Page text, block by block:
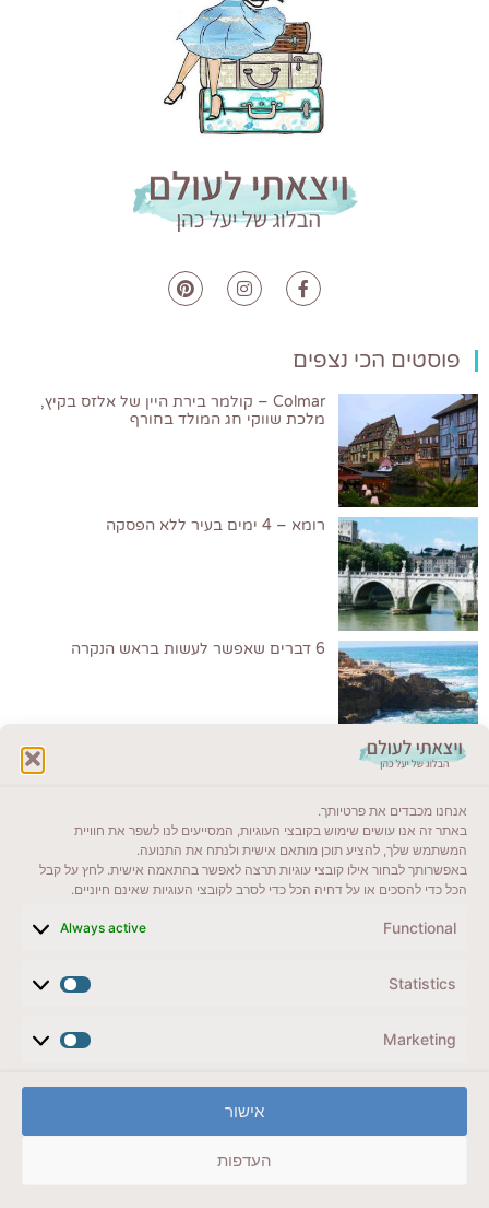
אנחנו מכבדים את פרטיותך.
באתר זה אנו עושים שימוש בקובצי העוגיות, המסייעים לנו לשפר את חוויית
המשתמש שלך, להציע תוכן מותאם אישית ולנתח את התנועה.
באפשרותך לבחור אילו קובצי עוגיות תרצה לאפשר בהתאמה אישית. לחץ על קבל
הכל כדי להסכים או על דחיה הכל כדי לסרב לקובצי העוגיות שאינם חיוניים.
Functional
Always active
Statistics
Marketing
אישור
העדפות
פוסטים הכי נצפים
Colmar – קולמר בירת היין של אלזס בקיץ,
מלכת שווקי חג המולד בחורף
רומא – 4 ימים בעיר ללא הפסקה
6 דברים שאפשר לעשות בראש הנקרה
ייעדים מומלצים
מדריכים ועזרים
לשליחת הודעת וואטסאפ
veyatsati.laolam@gmail.com
מדיניות פרטיות // תנאי שימוש באתר